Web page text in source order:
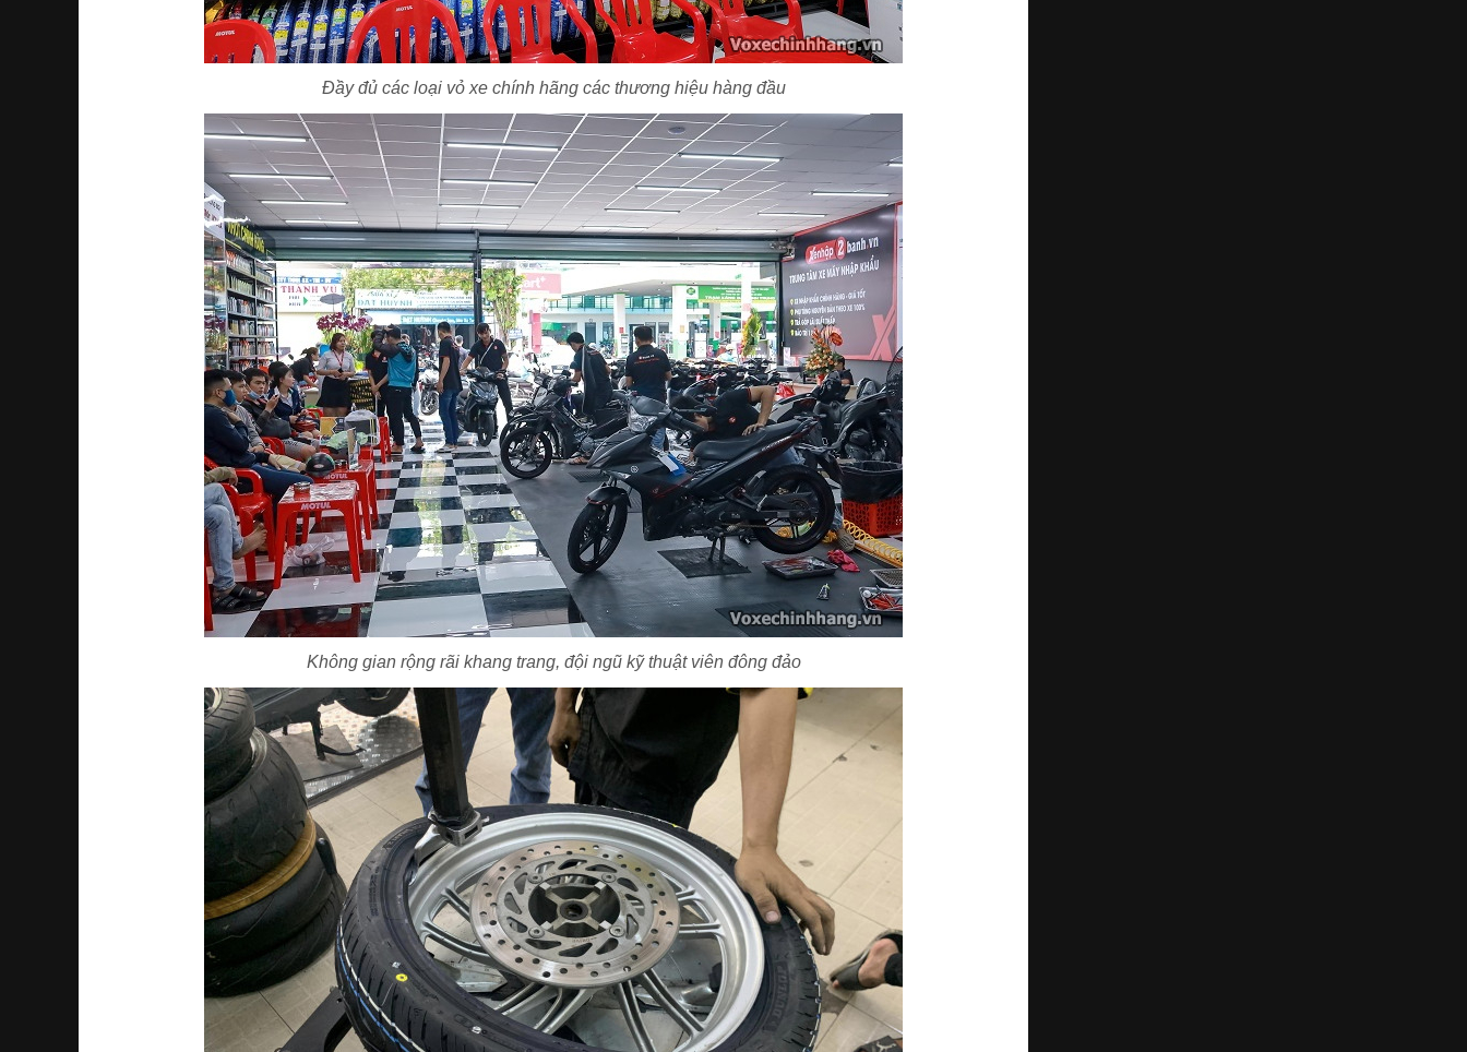
Đầy đủ các loại vỏ xe chính hãng các thương hiệu hàng đầu
Không gian rộng rãi khang trang, đội ngũ kỹ thuật viên đông đảo